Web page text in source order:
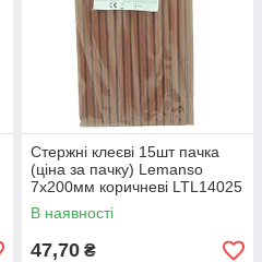
Стержні клеєві 15шт пачка
(ціна за пачку) Lemanso
7x200мм коричневі LTL14025
В наявності
47,70 ₴